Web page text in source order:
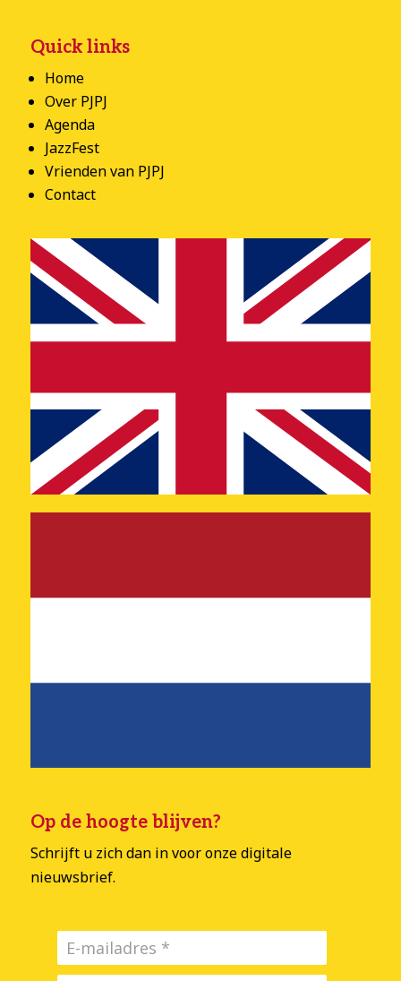
Quick links
Home
Over PJPJ
Agenda
JazzFest
Vrienden van PJPJ
Contact
Op de hoogte blijven?
Schrijft u zich dan in voor onze digitale
nieuwsbrief.